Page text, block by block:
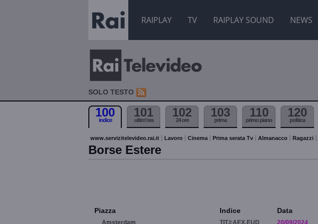
RAIPLAY TV RAIPLAY SOUND NEWS
SOLO TESTO
100
indice
101
ultim'ora
102
24 ore
103
prima
110
primo piano
120
politica
www.servizitelevideo.rai.it Lavoro Cinema Prima serata Tv Almanacco Ragazzi
Borse Estere
Piazza Indice Data
Amsterdam TIT.I:AEX.EUD 20/09/2024